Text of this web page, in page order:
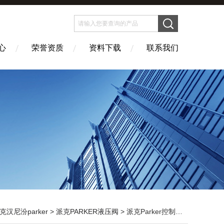
荣誉资质 资料下载 联系我们
汉尼汾parker > 派克PARKER液压阀 > 派克Parker控制阀派克Parker控制阀